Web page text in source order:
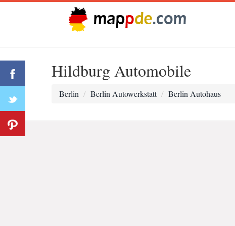
Hildburg Automobile
Berlin Berlin Autowerkstatt Berlin Autohaus